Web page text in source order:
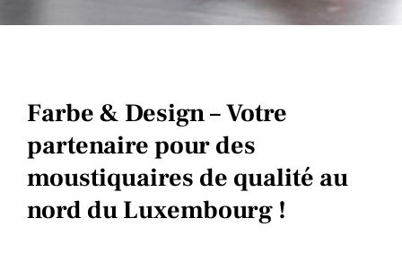
Farbe & Design – Votre
partenaire pour des
moustiquaires de qualité au
nord du Luxembourg !